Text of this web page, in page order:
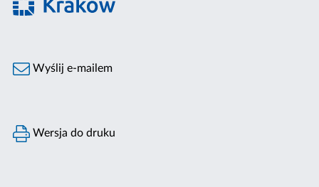
Wyślij e-mailem
Wersja do druku